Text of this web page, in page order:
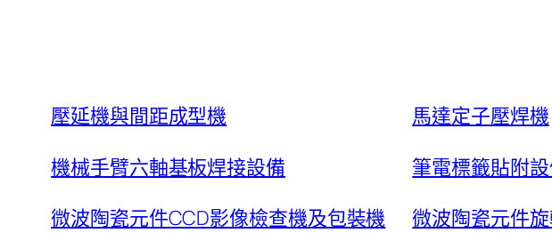
壓延機與間距成型機
馬達定子壓焊機
機械手臂六軸基板焊接設備
筆電標籤貼附
微波陶瓷元件CCD影像檢查機及包裝機
微波陶瓷元件